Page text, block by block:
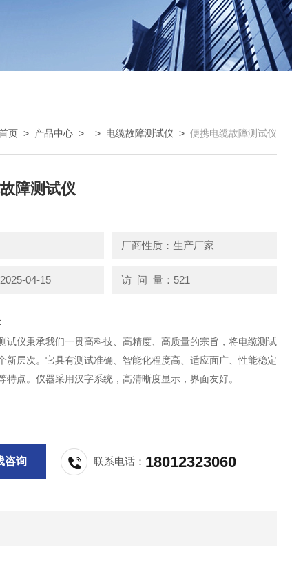
页 > 产品中心 > > 电缆故障测试仪 > 便携电缆故障测试仪
障测试仪
厂商性质：生产厂家
04-15 访 问 量：521
试仪秉承我们一贯高科技、高精度、高质量的宗旨，将电缆测试
新层次。它具有测试准确、智能化程度高、适应面广、性能稳定
特点。仪器采用汉字系统，高清晰度显示，界面友好。
咨询 联系电话： 18012323060